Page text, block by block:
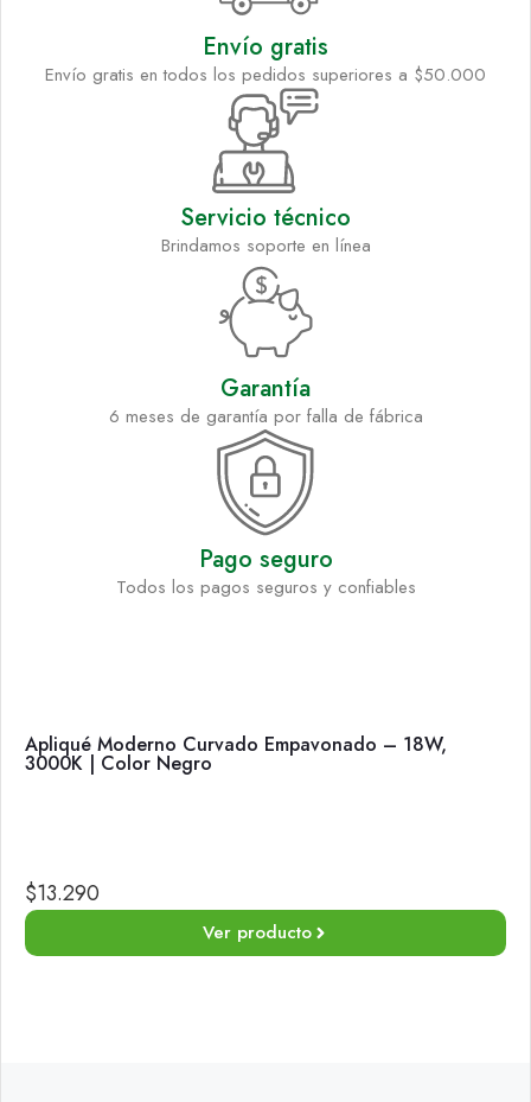
Envío gratis
Envío gratis en todos los pedidos superiores a $50.000
Servicio técnico
Brindamos soporte en línea
Garantía
6 meses de garantía por falla de fábrica
Pago seguro
Todos los pagos seguros y confiables
Apliqué Moderno Curvado Empavonado – 18W,
3000K | Color Negro
$13.290
Ver producto